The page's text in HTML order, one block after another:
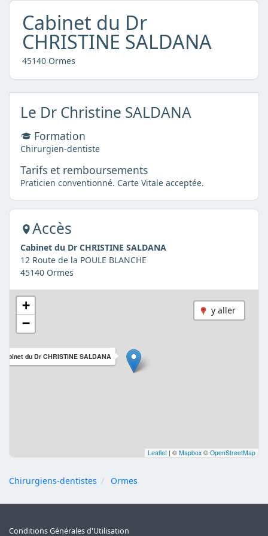
Cabinet du Dr
CHRISTINE SALDANA
45140 Ormes
Le Dr Christine SALDANA
Formation
Chirurgien-dentiste
Tarifs et remboursements
Praticien conventionné. Carte Vitale acceptée.
Accès
Cabinet du Dr CHRISTINE SALDANA
12 Route de la POULE BLANCHE
45140 Ormes
y aller
Cabinet du Dr CHRISTINE SALDANA
+
−
Leaflet | © Mapbox © OpenStreetMap
Chirurgiens-dentistes Ormes
Conditions Générales d'Utilisation